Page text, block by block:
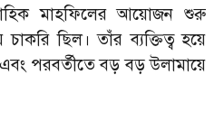
মাহফিলের আয়োজন শুরু
ছিল। তাঁর ব্যক্তিত্ব হয়ে
পরবর্তীতে বড় বড় উলামায়ে